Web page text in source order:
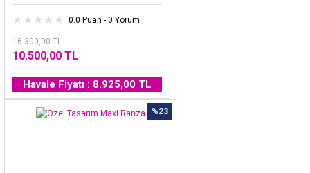
0.0 Puan - 0 Yorum
16.300,00 TL
10.500,00 TL
Havale Fiyatı : 8.925,00 TL
%23